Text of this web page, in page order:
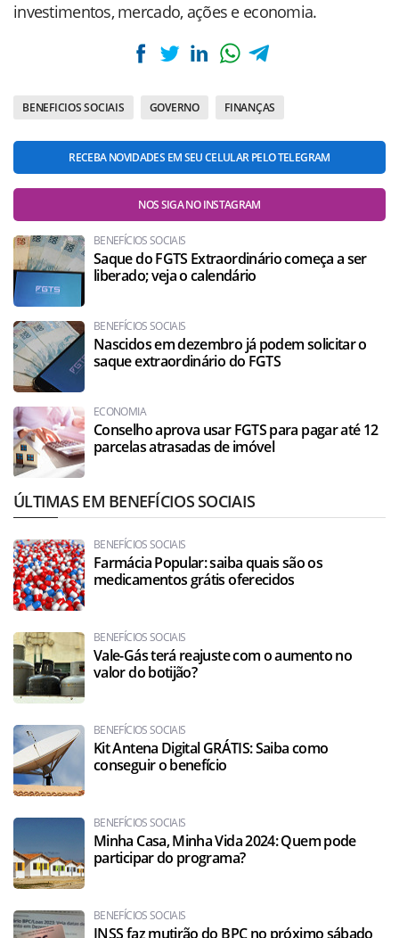
investimentos, mercado, ações e economia.
BENEFICIOS SOCIAIS GOVERNO FINANÇAS
RECEBA NOVIDADES EM SEU CELULAR PELO TELEGRAM
NOS SIGA NO INSTAGRAM
BENEFÍCIOS SOCIAIS
Saque do FGTS Extraordinário começa a ser
liberado; veja o calendário
BENEFÍCIOS SOCIAIS
Nascidos em dezembro já podem solicitar o
saque extraordinário do FGTS
ECONOMIA
Conselho aprova usar FGTS para pagar até 12
parcelas atrasadas de imóvel
ÚLTIMAS EM BENEFÍCIOS SOCIAIS
BENEFÍCIOS SOCIAIS
Farmácia Popular: saiba quais são os
medicamentos grátis oferecidos
BENEFÍCIOS SOCIAIS
Vale-Gás terá reajuste com o aumento no
valor do botijão?
BENEFÍCIOS SOCIAIS
Kit Antena Digital GRÁTIS: Saiba como
conseguir o benefício
BENEFÍCIOS SOCIAIS
Minha Casa, Minha Vida 2024: Quem pode
participar do programa?
BENEFÍCIOS SOCIAIS
INSS faz mutirão do BPC no próximo sábado